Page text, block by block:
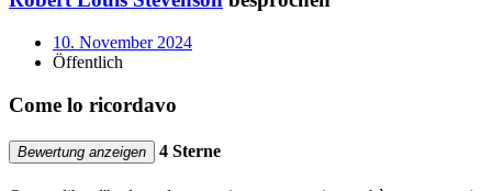
10. November 2024
Öffentlich
Come lo ricordavo
Bewertung anzeigen 4 Sterne